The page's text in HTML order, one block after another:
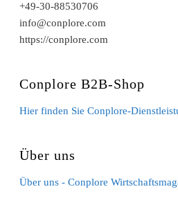
+49-30-88530706
info@conplore.com
https://conplore.com
Conplore B2B-Shop
Hier finden Sie Conplore-
Über uns
Über uns - Conplore